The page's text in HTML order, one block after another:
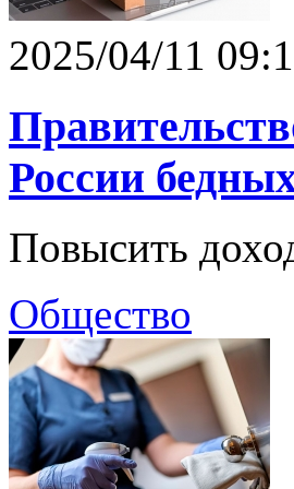
2025/04/11
России
Повысить
Общество